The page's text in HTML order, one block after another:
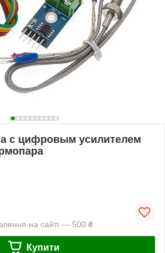
с цифровым усилителем
на сайті — 500 ₴
Купити